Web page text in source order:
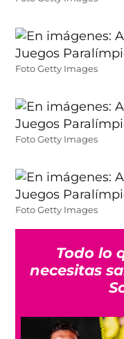
Foto Getty Images
Foto Getty Images
Foto Getty Images
Todo lo
necesitas